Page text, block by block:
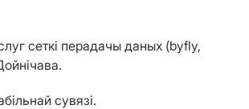
сеткі перадачы даных (byfly,
сувязі.